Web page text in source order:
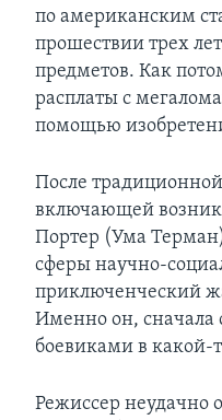
по американским
прошествии трех
предметов. Как
расплаты с
помощью
После
включающей
Портер (Ума
сферы научно-
приключенческий
Именно он, сначала
боевиками в какой-
Режиссер неудачно